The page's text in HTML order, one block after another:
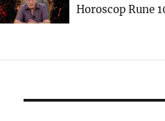
Horoscop Rune